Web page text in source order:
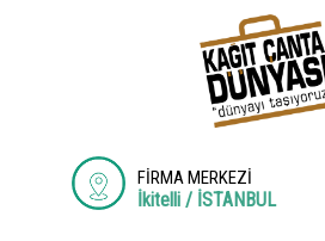
FİRMA MERKEZİ
İkitelli / İSTANBUL